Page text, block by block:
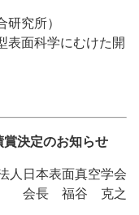
究所）
表面科学にむけた開
決定のお知らせ
人日本表面真空学会
会長 福谷 克之